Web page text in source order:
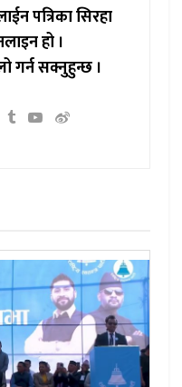
पत्रिका सिरहा
हो ।
गर्न सक्नुहुन्छ ।